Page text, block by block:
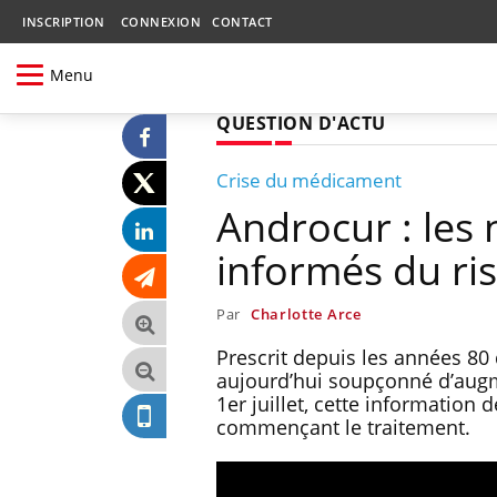
INSCRIPTION CONNEXION CONTACT
Menu
QUESTION D'ACTU
Crise du médicament
Androcur : les
informés du
Par Charlotte Arce
Prescrit depuis les années
aujourd’hui soupçonné
1er juillet, cette information
commençant le traitement.